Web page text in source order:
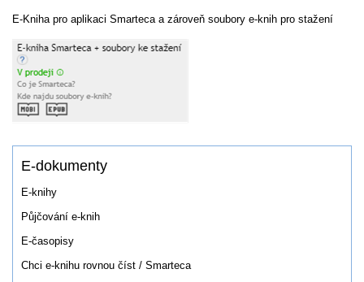
E-Kniha pro aplikaci Smarteca a zároveň soubory e-knih pro stažení
E-dokumenty
E-knihy
Půjčování e-knih
E-časopisy
Chci e-knihu rovnou číst / Smarteca